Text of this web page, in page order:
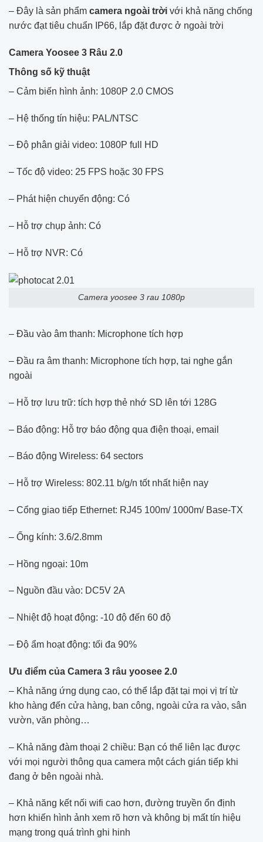
– Đây là sản phẩm camera ngoài trời với khả năng chống
nước đạt tiêu chuẩn IP66, lắp đặt được ở ngoài trời
Camera Yoosee 3 Râu 2.0
Thông số kỹ thuật
– Cảm biến hình ảnh: 1080P 2.0 CMOS
– Hệ thống tín hiệu: PAL/NTSC
– Độ phân giải video: 1080P full HD
– Tốc độ video: 25 FPS hoặc 30 FPS
– Phát hiện chuyển động: Có
– Hỗ trợ chụp ảnh: Có
– Hỗ trợ NVR: Có
Camera yoosee 3 rau 1080p
– Đầu vào âm thanh: Microphone tích hợp
– Đầu ra âm thanh: Microphone tích hợp, tai nghe gắn
ngoài
– Hỗ trợ lưu trữ: tích hợp thẻ nhớ SD lên tới 128G
– Báo động: Hỗ trợ báo động qua điện thoại, email
– Báo động Wireless: 64 sectors
– Hỗ trợ Wireless: 802.11 b/g/n tốt nhất hiện nay
– Cổng giao tiếp Ethernet: RJ45 100m/ 1000m/ Base-TX
– Ống kính: 3.6/2.8mm
– Hồng ngoại: 10m
– Nguồn đầu vào: DC5V 2A
– Nhiệt độ hoạt động: -10 độ đến 60 độ
– Độ ẩm hoạt động: tối đa 90%
Ưu điểm của Camera 3 râu yoosee 2.0
– Khả năng ứng dụng cao, có thể lắp đặt tại mọi vị trí từ
kho hàng đến cửa hàng, ban công, ngoài cửa ra vào, sân
vườn, văn phòng…
– Khả năng đàm thoại 2 chiều: Bạn có thể liên lạc được
với mọi người thông qua camera một cách gián tiếp khi
đang ở bên ngoài nhà.
– Khả năng kết nối wifi cao hơn, đường truyền ổn định
hơn khiến hình ảnh xem rõ hơn và không bị mất tín hiệu
mạng trong quá trình ghi hinh